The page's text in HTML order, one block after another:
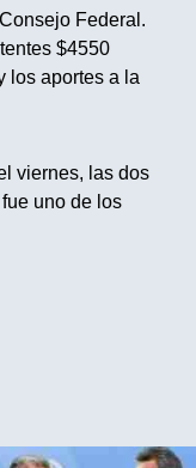
Federal.
$4550
los aportes a la
viernes, las dos
uno de los